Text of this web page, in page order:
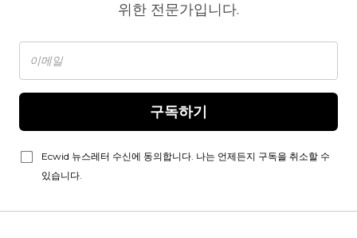
위한 전문가입니다.
구독하기
Ecwid 뉴스레터 수신에 동의합니다. 나는 언제든지 구독을 취소할 수
있습니다.